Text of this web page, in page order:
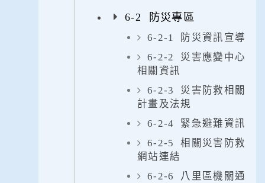
6-2 防災專區
6-2-1 防災資訊宣導
6-2-2 災害應變中心
相關資訊
6-2-3 災害防救相關
計畫及法規
6-2-4 緊急避難資訊
6-2-5 相關災害防救
網站連結
6-2-6 八里區機關通